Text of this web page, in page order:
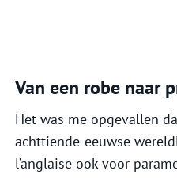
Van een robe naar
Het was me opgevallen
achttiende-eeuwse
l’anglaise ook voor